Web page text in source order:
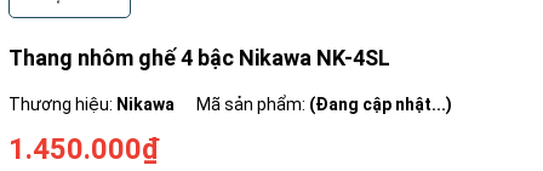
Thang nhôm ghế 4 bậc Nikawa NK-4SL
Thương hiệu: Nikawa Mã sản phẩm: (Đang cập nhật...)
1.450.000₫